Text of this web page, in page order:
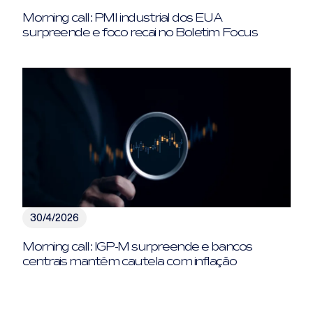
Morning call: PMI industrial dos EUA
surpreende e foco recai no Boletim Focus
30/4/2026
Morning call: IGP-M surpreende e bancos
centrais mantêm cautela com inflação